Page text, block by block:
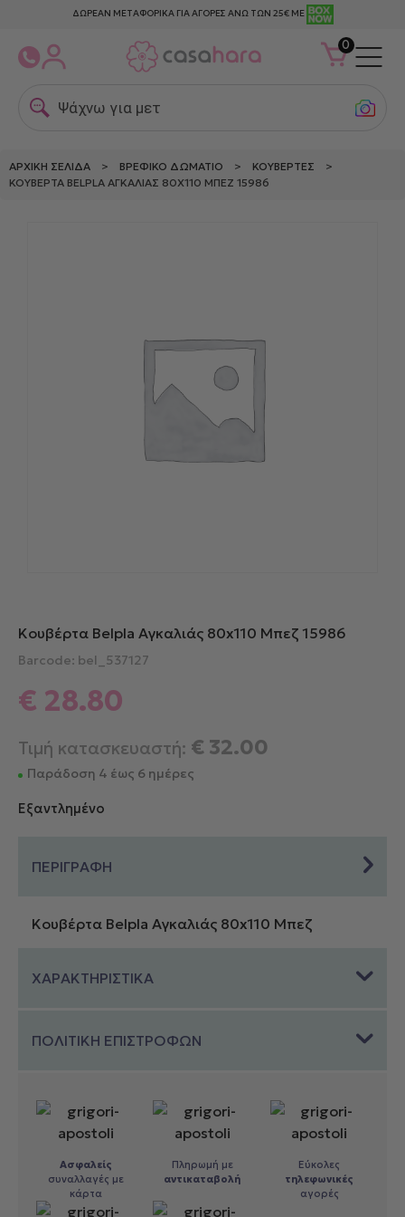
ΔΩΡΕΑΝ ΜΕΤΑΦΟΡΙΚΑ ΓΙΑ ΑΓΟΡΕΣ ΑΝΩ ΤΩΝ 25€ ΜΕ
0
Ψάχνω για μεταξ
ΑΡΧΙΚΉ ΣΕΛΊΔΑ > ΒΡΕΦΙΚΌ ΔΩΜΆΤΙΟ > ΚΟΥΒΈΡΤΕΣ >
ΚΟΥΒΈΡΤΑ BELPLA ΑΓΚΑΛΙΆΣ 80X110 ΜΠΕΖ 15986
Κουβέρτα Belpla Αγκαλιάς 80x110 Μπεζ 15986
Barcode: bel_537127
€ 28.80
Τιμή κατασκευαστή: € 32.00
Παράδοση 4 έως 6 ημέρες
Εξαντλημένο
ΠΕΡΙΓΡΑΦΗ
Κουβέρτα Belpla Αγκαλιάς 80x110 Μπεζ
ΧΑΡΑΚΤΗΡΙΣΤΙΚΑ
ΠΟΛΙΤΙΚΗ ΕΠΙΣΤΡΟΦΩΝ
Ασφαλείς
συναλλαγές με
κάρτα
Πληρωμή με
αντικαταβολή
Εύκολες
τηλεφωνικές
αγορές